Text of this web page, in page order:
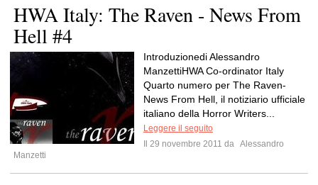
HWA Italy: The Raven - News From
Hell #4
Introduzionedi Alessandro
ManzettiHWA Co-ordinator Italy
Quarto numero per The Raven-
News From Hell, il notiziario ufficiale
italiano della Horror Writers...
Leggere il seguito
Il 29 novembre 2011 da Alessandro
Manzetti